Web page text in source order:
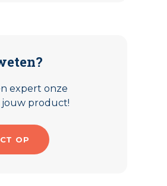
expert onze
jouw product!
OP